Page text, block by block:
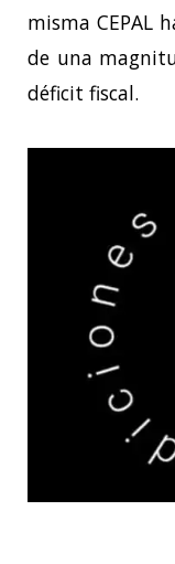
misma CEPAL
de una
déficit fiscal.